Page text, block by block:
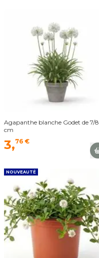
Agapanthe blanche Godet de 7/8
cm
3,76 €
NOUVEAUTÉ